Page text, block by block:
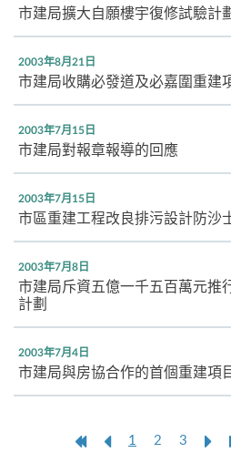
市建局擴大自願樓宇復修試驗計
2003年8月21日
市建局收購必發道及必嘉圍重建
2003年7月15日
市建局對報章報導的回應
2003年7月15日
市區重建工程改良排污設計防沙
2003年7月8日
市建局斥資五億一千五百萬元推
計劃
2003年7月4日
市建局與房協合作的首個重建項
第
上
1 2 3